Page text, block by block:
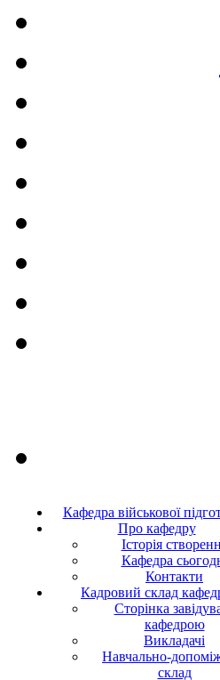
Кафедра військової
Про кафедру
Історія
Кафедра
Контакти
Кадровий склад
Сторінка
кафедрою
Викладачі
Навчально-
склад